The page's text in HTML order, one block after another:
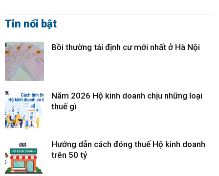
Tin nổi bật
Bồi thường tái định cư mới nhất ở Hà Nội
Năm 2026 Hộ kinh doanh chịu những loại
thuế gì
Hướng dẫn cách đóng thuế Hộ kinh doanh
trên 50 tỷ